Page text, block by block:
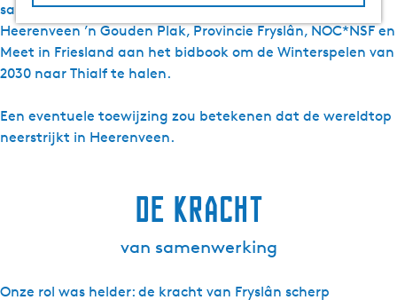
e
samen met Thialf BV, Gemeente Heerenveen, Regio
Heerenveen ’n Gouden Plak, Provincie Fryslân, NOC*NSF en
Meet in Friesland aan het bidbook om de Winterspelen van
2030 naar Thialf te halen.
Een eventuele toewijzing zou betekenen dat de wereldtop
neerstrijkt in Heerenveen.
De kracht
van samenwerking
Onze rol was helder: de kracht van Fryslân scherp